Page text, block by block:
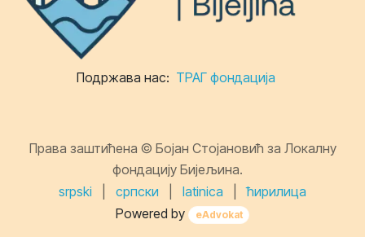
Подржава нас: ТРАГ фондација
Права заштићена © Бојан Стојановић за Локалну
фондацију Бијељина.
srpski
српски latinica
ћирилица
Powered by
eAdvokat